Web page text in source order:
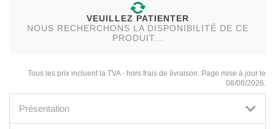
VEUILLEZ PATIENTER
NOUS RECHERCHONS LA DISPONIBILITÉ DE CE
PRODUIT...
Tous les prix incluent la TVA - hors frais de livraison. Page mise à jour le
08/08/2026.
Présentation